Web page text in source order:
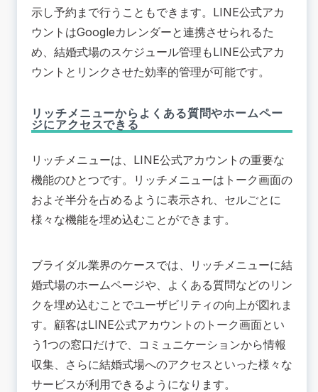
示し予約まで行うこともできます。LINE公式アカ
ウントはGoogleカレンダーと連携させられるた
め、結婚式場のスケジュール管理もLINE公式アカ
ウントとリンクさせた効率的管理が可能です。
リッチメニューからよくある質問やホームペー
ジにアクセスできる
リッチメニューは、LINE公式アカウントの重要な
機能のひとつです。リッチメニューはトーク画面の
およそ半分を占めるように表示され、セルごとに
様々な機能を埋め込むことができます。
ブライダル業界のケースでは、リッチメニューに結
婚式場のホームページや、よくある質問などのリン
クを埋め込むことでユーザビリティの向上が図れま
す。顧客はLINE公式アカウントのトーク画面とい
う1つの窓口だけで、コミュニケーションから情報
収集、さらに結婚式場へのアクセスといった様々な
サービスが利用できるようになります。